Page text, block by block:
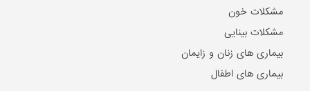
مشکلات خون
مشکلات بینایی
بیماری های زنان و زایمان
بیماری های اطفال